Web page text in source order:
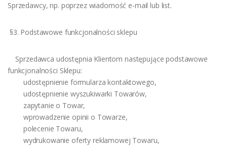
Sprzedawcy, np. poprzez wiadomość e-mail lub list.
§3. Podstawowe funkcjonalności sklepu
Sprzedawca udostępnia Klientom następujące podstawowe
funkcjonalności Sklepu:
udostępnienie formularza kontaktowego,
udostępnienie wyszukiwarki Towarów,
zapytanie o Towar,
wprowadzenie opinii o Towarze,
polecenie Towaru,
wydrukowanie oferty reklamowej Towaru,